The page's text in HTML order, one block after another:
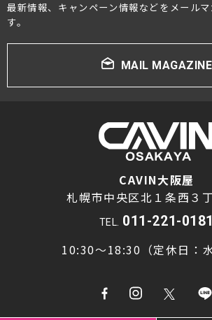
最新情報、キャンペーン情報などをメール
す。
MAIL MAGAZINE
CAVIN大阪屋
札幌市中央区北１条西３
TEL. 011-221-0181
10:30～18:30（定休日：水